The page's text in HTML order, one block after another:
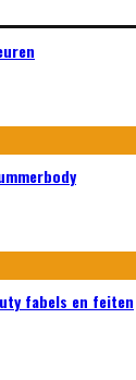
fabels en feiten